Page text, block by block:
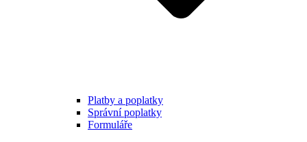
Platby a poplatky
Správní poplatky
Formuláře